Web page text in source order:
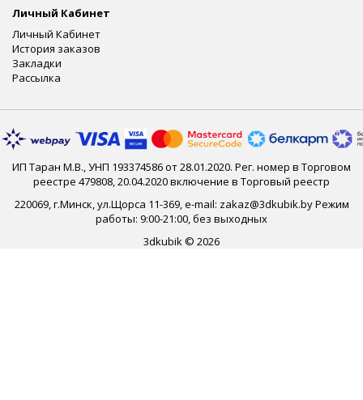
Личный Кабинет
Личный Кабинет
История заказов
Закладки
Рассылка
ИП Таран М.В., УНП 193374586 от 28.01.2020. Рег. номер в Торговом
реестре 479808, 20.04.2020 включение в Торговый реестр
220069, г.Минск, ул.Щорса 11-369, e-mail: zakaz@3dkubik.by Режим
работы: 9:00-21:00, без выходных
3dkubik © 2026